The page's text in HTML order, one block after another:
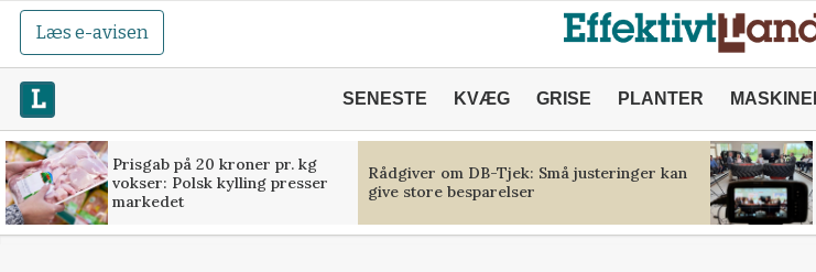
Læs e-avisen
SENESTE KVÆG GRISE PLANTER
Prisgab på 20 kroner pr. kg
vokser: Polsk kylling presser
markedet
Rådgiver om DB-Tjek: Små justeringer kan
give store besparelser